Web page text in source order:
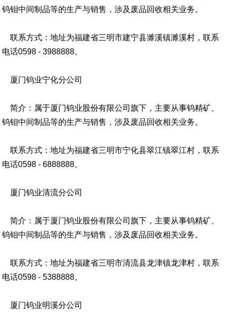
钨钼中间制品等的生产与销售，涉及废品回收相关业务。
联系方式：地址为福建省三明市建宁县濉溪镇濉溪村，联系
电话0598 - 3988888。
厦门钨业宁化分公司
简介：属于厦门钨业股份有限公司旗下，主要从事钨精矿、
钨钼中间制品等的生产与销售，涉及废品回收相关业务。
联系方式：地址为福建省三明市宁化县翠江镇翠江村，联系
电话0598 - 6888888。
厦门钨业清流分公司
简介：属于厦门钨业股份有限公司旗下，主要从事钨精矿、
钨钼中间制品等的生产与销售，涉及废品回收相关业务。
联系方式：地址为福建省三明市清流县龙津镇龙津村，联系
电话0598 - 5388888。
厦门钨业明溪分公司